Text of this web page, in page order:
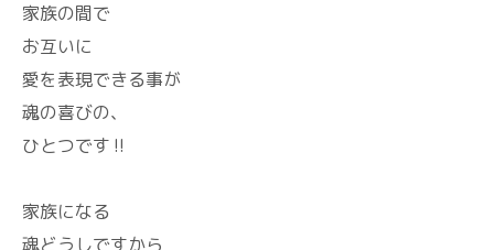
家族の間で
お互いに
愛を表現できる事が
魂の喜びの、
ひとつです‼️
家族になる
魂どうしですから